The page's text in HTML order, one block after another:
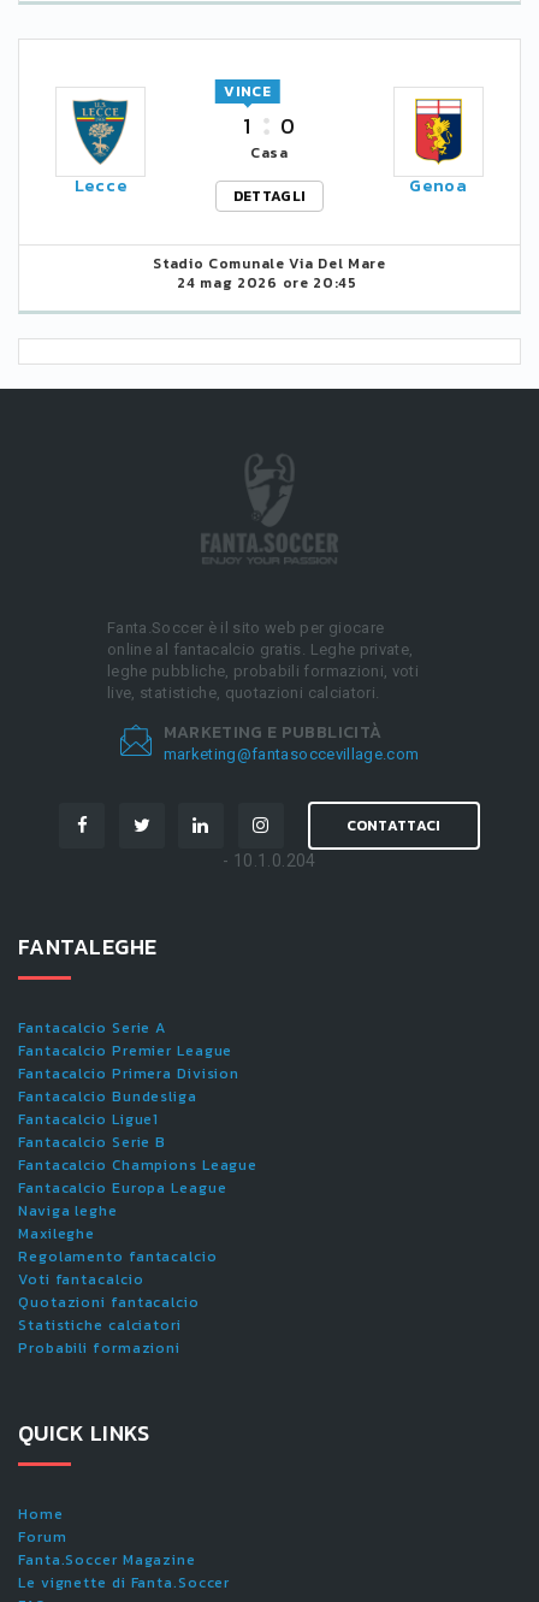
Lecce
1
VINCE
0
Casa
DETTAGLI
Genoa
Stadio Comunale Via Del Mare
24 mag 2026 ore 20:45
Fanta.Soccer è il sito web per giocare
online al fantacalcio gratis. Leghe private,
leghe pubbliche, probabili formazioni, voti
live, statistiche, quotazioni calciatori.
MARKETING E PUBBLICITÀ
marketing@fantasoccevillage.com
CONTATTACI
- 10.1.0.204
FANTALEGHE
Fantacalcio Serie A
Fantacalcio Premier League
Fantacalcio Primera Division
Fantacalcio Bundesliga
Fantacalcio Ligue1
Fantacalcio Serie B
Fantacalcio Champions League
Fantacalcio Europa League
Naviga leghe
Maxileghe
Regolamento fantacalcio
Voti fantacalcio
Quotazioni fantacalcio
Statistiche calciatori
Probabili formazioni
QUICK LINKS
Home
Forum
Fanta.Soccer Magazine
Le vignette di Fanta.Soccer